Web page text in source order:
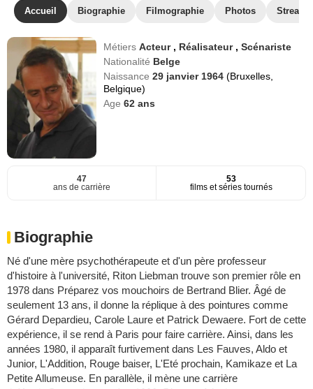
Accueil Biographie Filmographie Photos
MétiersActeur , Réalisateur ,Scénariste
Nationalité Belge
Naissance29 janvier 1964(Bruxelles,
Belgique)
Age62 ans
47
ans de carrière
53
films et séries tournés
Biographie
Né d'une mère psychothérapeute et d'un père professeur
d'histoire à l'université, Riton Liebman trouve son premier rôle en
1978 dans Préparez vos mouchoirs de Bertrand Blier. Âgé de
seulement 13 ans, il donne la réplique à des pointures comme
Gérard Depardieu, Carole Laure et Patrick Dewaere. Fort de cette
expérience, il se rend à Paris pour faire carrière. Ainsi, dans les
années 1980, il apparaît furtivement dans Les Fauves, Aldo et
Junior, L'Addition, Rouge baiser, L'Eté prochain, Kamikaze et La
Petite Allumeuse. En parallèle, il mène une carrière